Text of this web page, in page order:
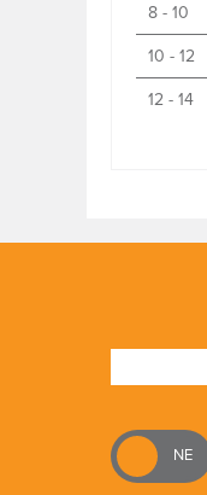
8 - 10
10 - 12
12 - 14